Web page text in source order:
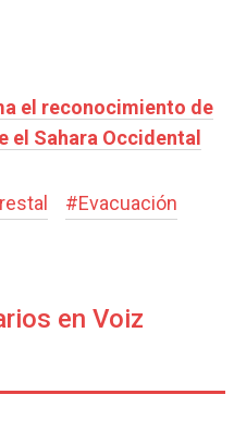
el reconocimiento de
el Sahara Occidental
#Evacuación
en Voiz